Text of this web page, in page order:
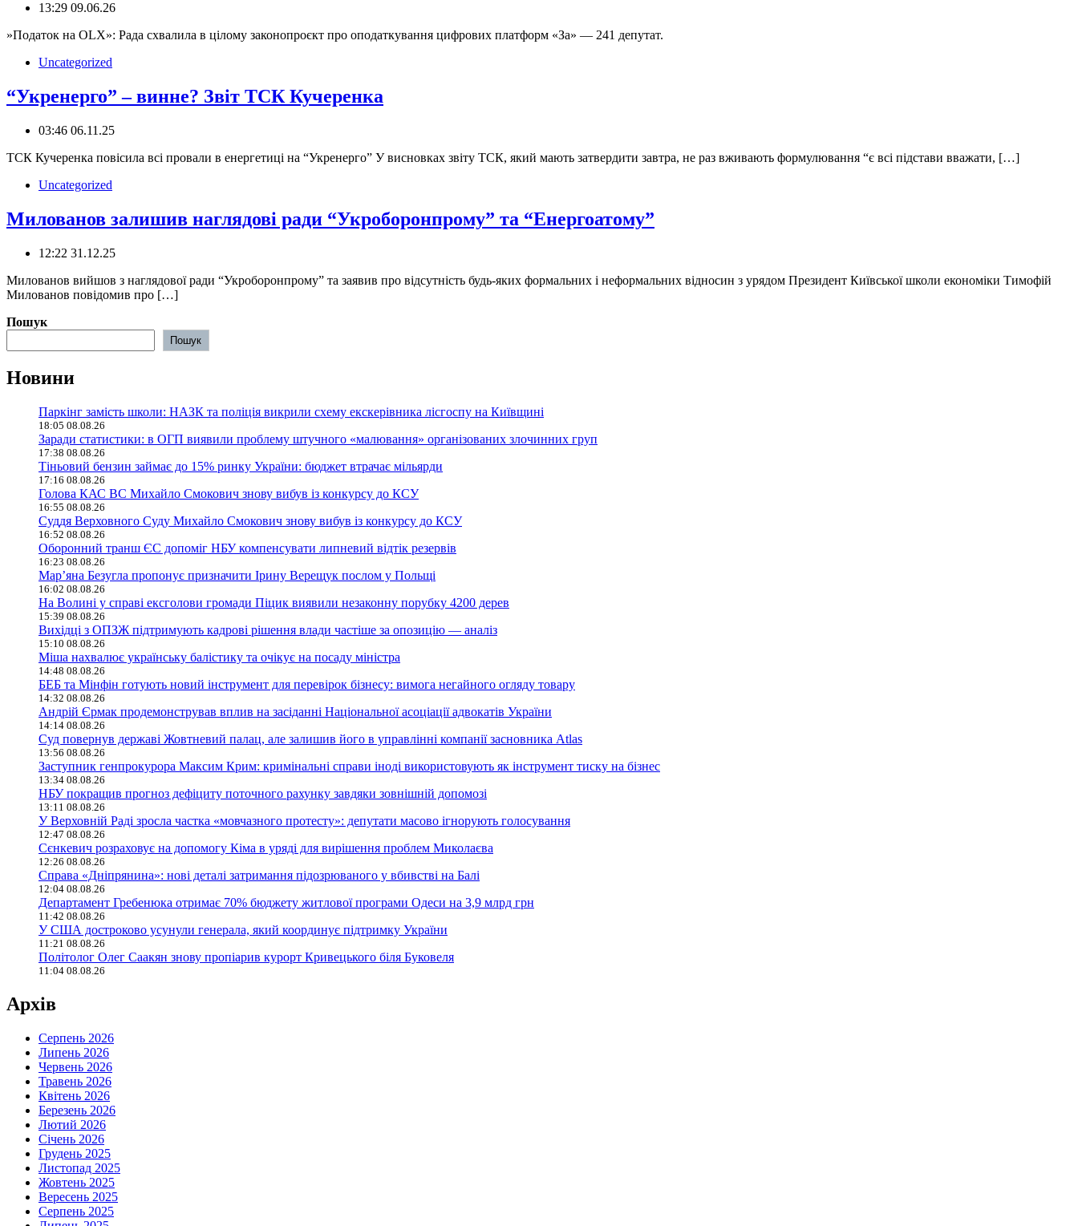
13:29 09.06.26
️»Податок на OLX»: Рада схвалила в цілому законопроєкт про оподаткування цифрових платформ «За» — 241 депутат.
Uncategorized
“Укренерго” – винне? Звіт ТСК Кучеренка
03:46 06.11.25
ТСК Кучеренка повісила всі провали в енергетиці на “Укренерго” У висновках звіту ТСК, який мають затвердити завтра, не раз вживають формулювання “є всі підстави вважати, […]
Uncategorized
Милованов залишив наглядові ради “Укроборонпрому” та “Енергоатому”
12:22 31.12.25
Милованов вийшов з наглядової ради “Укроборонпрому” та заявив про відсутність будь-яких формальних і неформальних відносин з урядом Президент Київської школи економіки Тимофій
Милованов повідомив про […]
Пошук
Пошук
Новини
Паркінг замість школи: НАЗК та поліція викрили схему екскерівника лісгоспу на Київщині
18:05 08.08.26
Заради статистики: в ОГП виявили проблему штучного «малювання» організованих злочинних груп
17:38 08.08.26
Тіньовий бензин займає до 15% ринку України: бюджет втрачає мільярди
17:16 08.08.26
Голова КАС ВС Михайло Смокович знову вибув із конкурсу до КСУ
16:55 08.08.26
Суддя Верховного Суду Михайло Смокович знову вибув із конкурсу до КСУ
16:52 08.08.26
Оборонний транш ЄС допоміг НБУ компенсувати липневий відтік резервів
16:23 08.08.26
Мар’яна Безугла пропонує призначити Ірину Верещук послом у Польщі
16:02 08.08.26
На Волині у справі ексголови громади Піцик виявили незаконну порубку 4200 дерев
15:39 08.08.26
Вихідці з ОПЗЖ підтримують кадрові рішення влади частіше за опозицію — аналіз
15:10 08.08.26
Міша нахвалює українську балістику та очікує на посаду міністра
14:48 08.08.26
БЕБ та Мінфін готують новий інструмент для перевірок бізнесу: вимога негайного огляду товару
14:32 08.08.26
Андрій Єрмак продемонстрував вплив на засіданні Національної асоціації адвокатів України
14:14 08.08.26
Суд повернув державі Жовтневий палац, але залишив його в управлінні компанії засновника Atlas
13:56 08.08.26
Заступник генпрокурора Максим Крим: кримінальні справи іноді використовують як інструмент тиску на бізнес
13:34 08.08.26
НБУ покращив прогноз дефіциту поточного рахунку завдяки зовнішній допомозі
13:11 08.08.26
У Верховній Раді зросла частка «мовчазного протесту»: депутати масово ігнорують голосування
12:47 08.08.26
Сєнкевич розраховує на допомогу Кіма в уряді для вирішення проблем Миколаєва
12:26 08.08.26
Справа «Дніпрянина»: нові деталі затримання підозрюваного у вбивстві на Балі
12:04 08.08.26
Департамент Гребенюка отримає 70% бюджету житлової програми Одеси на 3,9 млрд грн
11:42 08.08.26
У США достроково усунули генерала, який координує підтримку України
11:21 08.08.26
Політолог Олег Саакян знову пропіарив курорт Кривецького біля Буковеля
11:04 08.08.26
Архів
Серпень 2026
Липень 2026
Червень 2026
Травень 2026
Квітень 2026
Березень 2026
Лютий 2026
Січень 2026
Грудень 2025
Листопад 2025
Жовтень 2025
Вересень 2025
Серпень 2025